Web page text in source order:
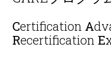
Certification A
Recertification E